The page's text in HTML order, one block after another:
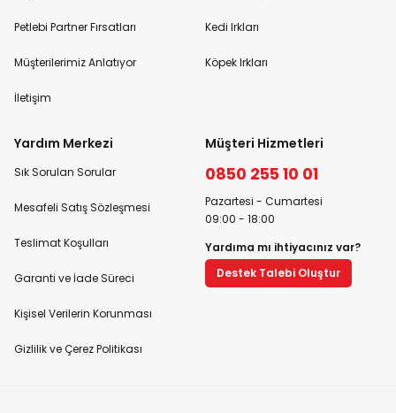
Petlebi Partner Fırsatları
Müşterilerimiz Anlatıyor
İletişim
Kedi Irkları
Köpek Irkları
Yardım Merkezi
Sık Sorulan Sorular
Mesafeli Satış Sözleşmesi
Teslimat Koşulları
Garanti ve İade Süreci
Kişisel Verilerin Korunması
Gizlilik ve Çerez Politikası
Müşteri Hizmetleri
0850 255 10 01
Pazartesi - Cumartesi
09:00 - 18:00
Yardıma mı ihtiyacınız var?
Destek Talebi Oluştur